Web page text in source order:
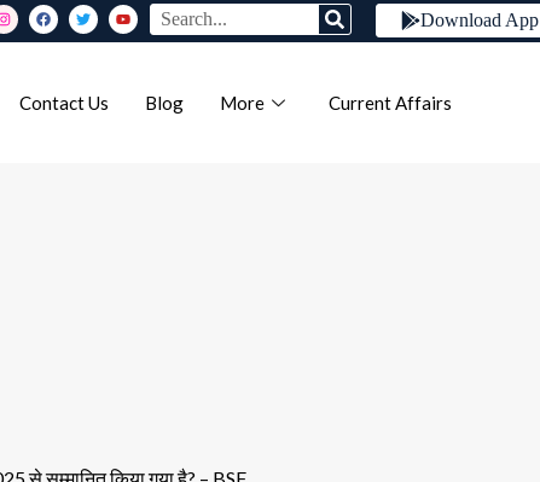
Download App
Contact Us Blog More Current Affairs